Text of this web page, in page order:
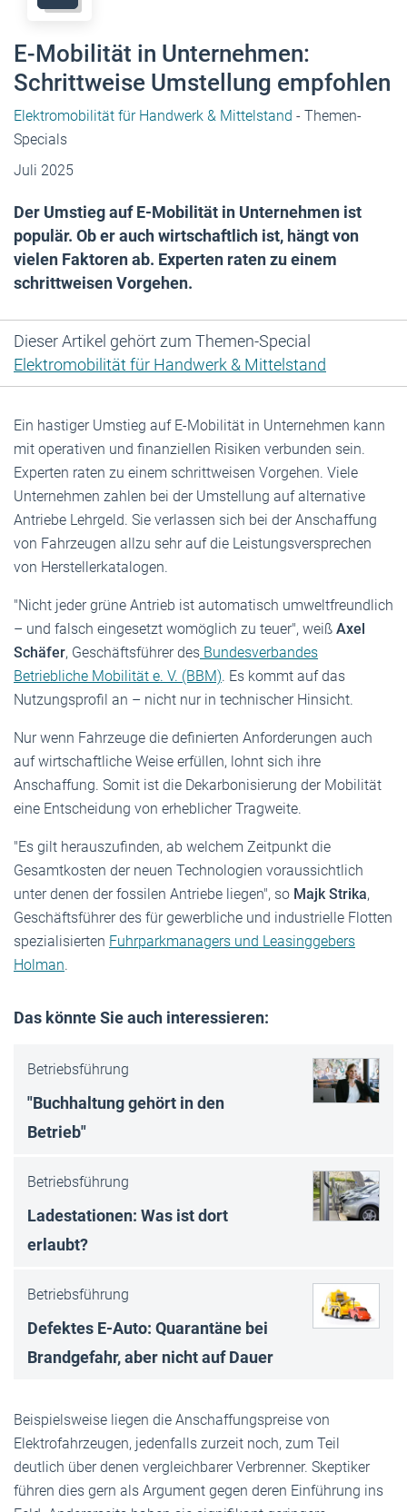
E-Mobilität in Unternehmen:
Schrittweise Umstellung empfohlen
Elektromobilität für Handwerk & Mittelstand - Themen-
Specials
Juli 2025
Der Umstieg auf E-Mobilität in Unternehmen ist
populär. Ob er auch wirtschaftlich ist, hängt von
vielen Faktoren ab. Experten raten zu einem
schrittweisen Vorgehen.
Dieser Artikel gehört zum Themen-Special
Elektromobilität für Handwerk & Mittelstand
Ein hastiger Umstieg auf E-Mobilität in Unternehmen kann
mit operativen und finanziellen Risiken verbunden sein.
Experten raten zu einem schrittweisen Vorgehen. Viele
Unternehmen zahlen bei der Umstellung auf alternative
Antriebe Lehrgeld. Sie verlassen sich bei der Anschaffung
von Fahrzeugen allzu sehr auf die Leistungsversprechen
von Herstellerkatalogen.
"Nicht jeder grüne Antrieb ist automatisch umweltfreundlich
– und falsch eingesetzt womöglich zu teuer", weiß Axel
Schäfer, Geschäftsführer des Bundesverbandes
Betriebliche Mobilität e. V. (BBM). Es kommt auf das
Nutzungsprofil an – nicht nur in technischer Hinsicht.
Nur wenn Fahrzeuge die definierten Anforderungen auch
auf wirtschaftliche Weise erfüllen, lohnt sich ihre
Anschaffung. Somit ist die Dekarbonisierung der Mobilität
eine Entscheidung von erheblicher Tragweite.
"Es gilt herauszufinden, ab welchem Zeitpunkt die
Gesamtkosten der neuen Technologien voraussichtlich
unter denen der fossilen Antriebe liegen", so Majk Strika,
Geschäftsführer des für gewerbliche und industrielle Flotten
spezialisierten Fuhrparkmanagers und Leasinggebers
Holman.
Das könnte Sie auch interessieren:
Betriebsführung
"Buchhaltung gehört in den
Betrieb"
Betriebsführung
Ladestationen: Was ist dort
erlaubt?
Betriebsführung
Defektes E-Auto: Quarantäne bei
Brandgefahr, aber nicht auf Dauer
Beispielsweise liegen die Anschaffungspreise von
Elektrofahrzeugen, jedenfalls zurzeit noch, zum Teil
deutlich über denen vergleichbarer Verbrenner. Skeptiker
führen dies gern als Argument gegen deren Einführung ins